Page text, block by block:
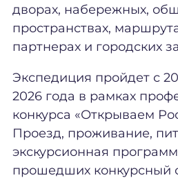
дворах, набережных,
пространствах,
партнерах и городских
Экспедиция пройдет с
2026 года в рамках
конкурса «Открываем
Проезд, проживание,
экскурсионная
прошедших конкурсный